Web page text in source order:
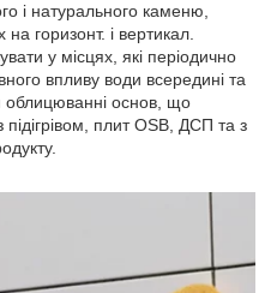
і натурального каменю,
горизонт. і вертикал.
у місцях, які періодично
впливу води всередині та
облицюванні основ, що
підігрівом, плит OSB, ДСП та з